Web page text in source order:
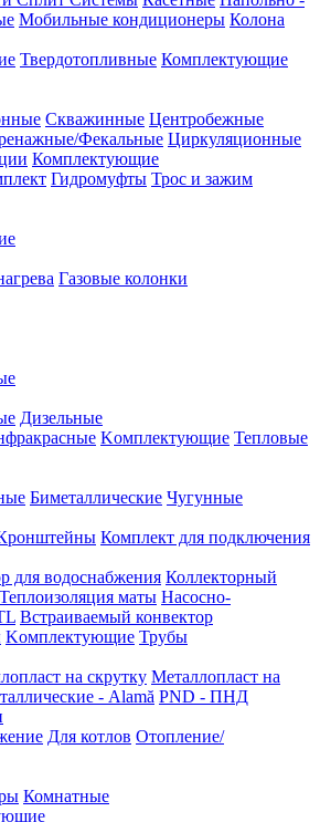
Мобильные кондиционеры Колона
Твердотопливные Комплектующие
Скважинные Центробежные
Фекальные Циркуляционные
Комплектующие
Гидромуфты Трос и зажим
Газовые колонки
Дизельные
Kомплектующие Тепловые
Биметаллические Чугунные
Комплект для подключения
для водоснабжения Коллекторный
Теплоизоляция маты Насосно-
Встраиваемый конвектор
Kомплектующие Трубы
на скрутку Металлопласт на
- Alamă PND - ПНД
Для котлов Отопление/
Комнатные